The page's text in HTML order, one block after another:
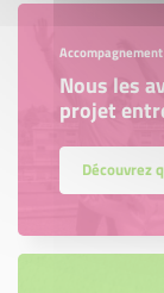
Accompagnement
Nous les
projet
Découvrez